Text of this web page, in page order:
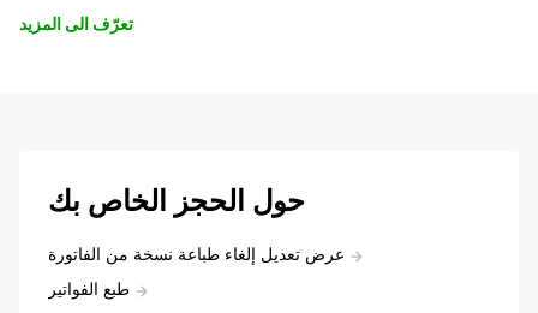
تعرّف الى المزيد
حول الحجز الخاص بك
عرض تعديل إلغاء طباعة نسخة من الفاتورة
طبع الفواتير